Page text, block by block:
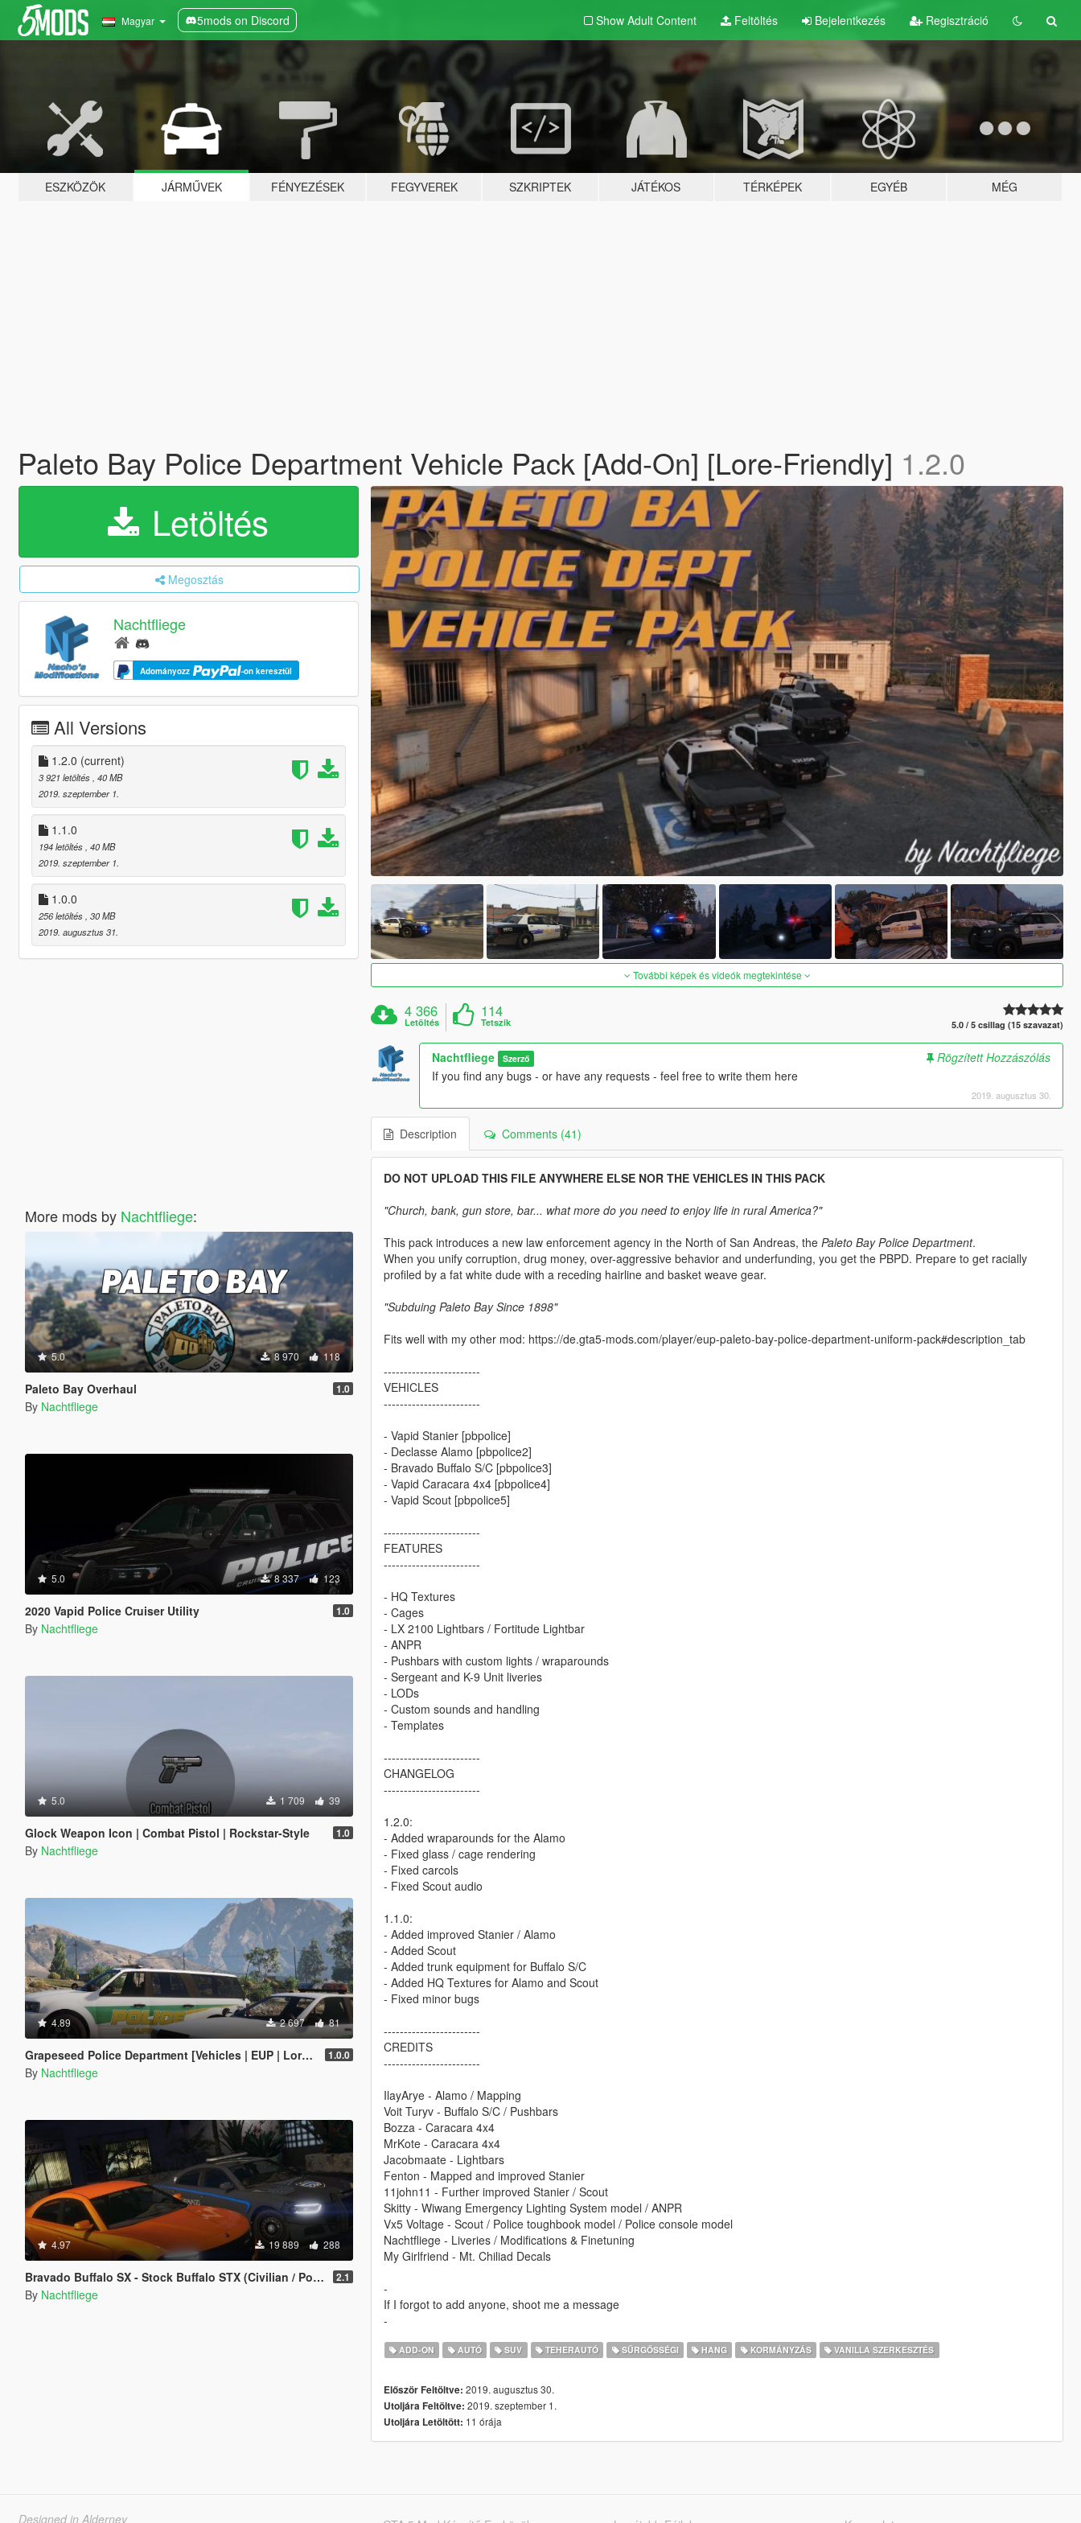
Magyar 5mods on Discord Show Adult Content Feltöltés Bejelentkezés Regisztráció
ESZKÖZÖK JÁRMŰVEK FÉNYEZÉSEK FEGYVEREK SZKRIPTEK JÁTÉKOS TÉRKÉPEK EGYÉB MÉG
Paleto Bay Police Department Vehicle Pack [Add-On] [Lore-Friendly] 1.2.0
Letöltés
Megosztás
Nachtfliege
Adományozz -on keresztül
All Versions
1.2.0 (current)
3 921 letöltés , 40 MB
2019. szeptember 1.
1.1.0
194 letöltés , 40 MB
2019. szeptember 1.
1.0.0
256 letöltés , 30 MB
2019. augusztus 31.
More mods by Nachtfliege:
5.0 8 970 118
Paleto Bay Overhaul 1.0
By Nachtfliege
5.0 8 337 123
2020 Vapid Police Cruiser Utility 1.0
By Nachtfliege
5.0 1 709 39
Glock Weapon Icon | Combat Pistol | Rockstar-Style 1.0
By Nachtfliege
4.89 2 697 81
Grapeseed Police Department [Vehicles | EUP | Lore-Friendly | Add-On] 1.0.0
By Nachtfliege
4.97 19 889 288
Bravado Buffalo SX - Stock Buffalo STX (Civilian / Police) [Add-On] 2.1
By Nachtfliege
További képek és videók megtekintése
4 366
Letöltés
114
Tetszik 5.0 / 5 csillag (15 szavazat)
Nachtfliege Szerző
Rögzített Hozzászólás
If you find any bugs - or have any requests - feel free to write them here
2019. augusztus 30.
Description Comments (41)
DO NOT UPLOAD THIS FILE ANYWHERE ELSE NOR THE VEHICLES IN THIS PACK
"Church, bank, gun store, bar... what more do you need to enjoy life in rural America?"
This pack introduces a new law enforcement agency in the North of San Andreas, the Paleto Bay Police Department.
When you unify corruption, drug money, over-aggressive behavior and underfunding, you get the PBPD. Prepare to get racially
profiled by a fat white dude with a receding hairline and basket weave gear.
"Subduing Paleto Bay Since 1898"
Fits well with my other mod: https://de.gta5-mods.com/player/eup-paleto-bay-police-department-uniform-pack#description_tab
------------------------
VEHICLES
------------------------
- Vapid Stanier [pbpolice]
- Declasse Alamo [pbpolice2]
- Bravado Buffalo S/C [pbpolice3]
- Vapid Caracara 4x4 [pbpolice4]
- Vapid Scout [pbpolice5]
------------------------
FEATURES
------------------------
- HQ Textures
- Cages
- LX 2100 Lightbars / Fortitude Lightbar
- ANPR
- Pushbars with custom lights / wraparounds
- Sergeant and K-9 Unit liveries
- LODs
- Custom sounds and handling
- Templates
------------------------
CHANGELOG
------------------------
1.2.0:
- Added wraparounds for the Alamo
- Fixed glass / cage rendering
- Fixed carcols
- Fixed Scout audio
1.1.0:
- Added improved Stanier / Alamo
- Added Scout
- Added trunk equipment for Buffalo S/C
- Added HQ Textures for Alamo and Scout
- Fixed minor bugs
------------------------
CREDITS
------------------------
IlayArye - Alamo / Mapping
Voit Turyv - Buffalo S/C / Pushbars
Bozza - Caracara 4x4
MrKote - Caracara 4x4
Jacobmaate - Lightbars
Fenton - Mapped and improved Stanier
11john11 - Further improved Stanier / Scout
Skitty - Wiwang Emergency Lighting System model / ANPR
Vx5 Voltage - Scout / Police toughbook model / Police console model
Nachtfliege - Liveries / Modifications & Finetuning
My Girlfriend - Mt. Chiliad Decals
-
If I forgot to add anyone, shoot me a message
-
ADD-ON AUTÓ SUV TEHERAUTÓ SŰRGŐSSÉGI HANG KORMÁNYZÁS VANILLA SZERKESZTÉS
Először Feltöltve: 2019. augusztus 30.
Utoljára Feltöltve: 2019. szeptember 1.
Utoljára Letöltött: 11 órája
Designed in Alderney